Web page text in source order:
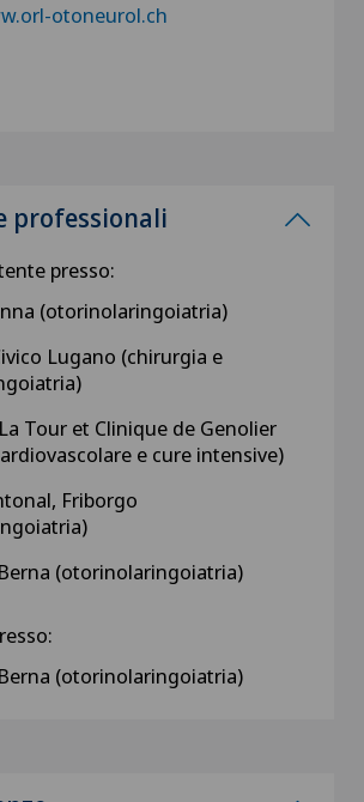
otoneurol.ch
professionali
presso:
(otorinolaringoiatria)
Lugano (chirurgia e
Tour et Clinique de Genolier
e cure intensive)
Friborgo
(otorinolaringoiatria)
(otorinolaringoiatria)